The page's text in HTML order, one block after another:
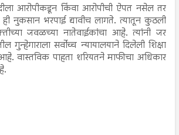
आरोपीकडून किंवा आरोपीची ऐपत नसेल तर
नुकसान भरपाई द्यावीच लागते. त्यातून कुठली
जवळच्या नातेवाईकांचा आहे. त्यांनी जर
सर्वोच्च न्यायालयाने दिलेली शिक्षा
वास्तविक पाहता शरियतने माफीचा अधिकार